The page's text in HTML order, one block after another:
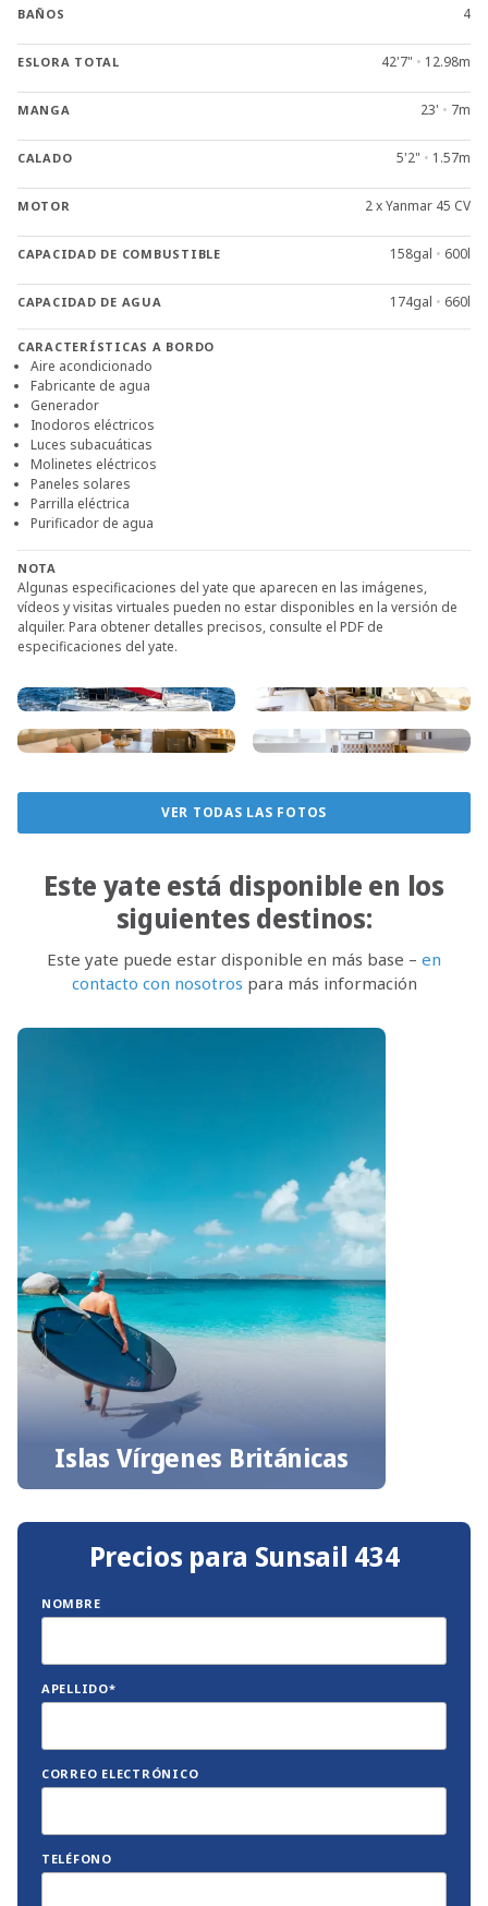
BAÑOS 4
ESLORA TOTAL 42'7" • 12.98m
MANGA 23' • 7m
CALADO 5'2" • 1.57m
MOTOR 2 x Yanmar 45 CV
CAPACIDAD DE COMBUSTIBLE 158gal • 600l
CAPACIDAD DE AGUA 174gal • 660l
CARACTERÍSTICAS A BORDO
Aire acondicionado
Fabricante de agua
Generador
Inodoros eléctricos
Luces subacuáticas
Molinetes eléctricos
Paneles solares
Parrilla eléctrica
Purificador de agua
NOTA
Algunas especificaciones del yate que aparecen en las imágenes,
vídeos y visitas virtuales pueden no estar disponibles en la versión de
alquiler. Para obtener detalles precisos, consulte el PDF de
especificaciones del yate.
VER TODAS LAS FOTOS
Este yate está disponible en los
siguientes destinos:
Este yate puede estar disponible en más base – en
contacto con nosotros para más información
Islas Vírgenes Británicas
Precios para Sunsail 434
NOMBRE
APELLIDO*
CORREO ELECTRÓNICO
TELÉFONO